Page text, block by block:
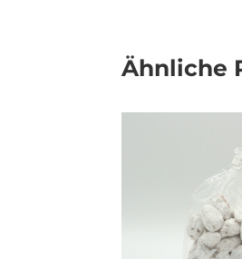
Ähnliche